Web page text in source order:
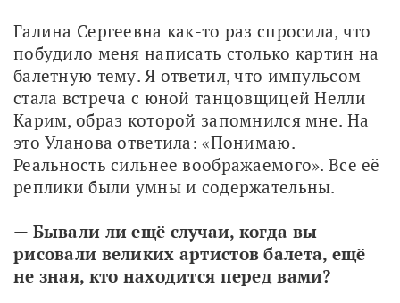
Галина Сергеевна как-то раз спросила, что
побудило меня написать столько картин на
балетную тему. Я ответил, что импульсом
стала встреча с юной танцовщицей Нелли
Карим, образ которой запомнился мне. На
это Уланова ответила: «Понимаю.
Реальность сильнее воображаемого». Все её
реплики были умны и содержательны.
— Бывали ли ещё случаи, когда вы
рисовали великих артистов балета, ещё
не зная, кто находится перед вами?